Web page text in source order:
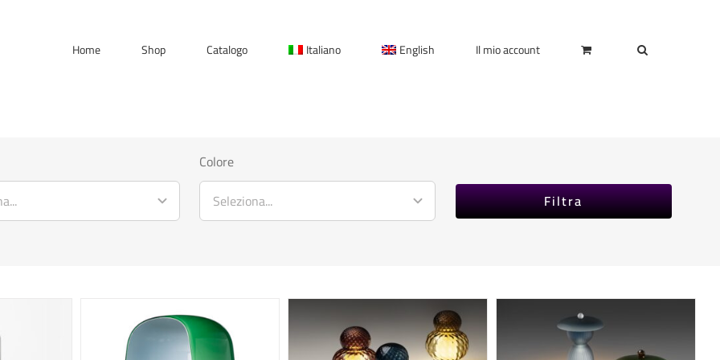
Home Shop Catalogo Italiano English Il mio account
Colore
Filtra